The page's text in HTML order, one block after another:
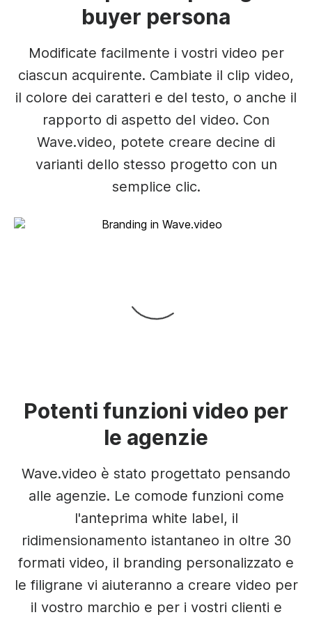
buyer persona
Modificate facilmente i vostri video per
ciascun acquirente. Cambiate il clip video,
il colore dei caratteri e del testo, o anche il
rapporto di aspetto del video. Con
Wave.video, potete creare decine di
varianti dello stesso progetto con un
semplice clic.
Potenti funzioni video per
le agenzie
Wave.video è stato progettato pensando
alle agenzie. Le comode funzioni come
l'anteprima white label, il
ridimensionamento istantaneo in oltre 30
formati video, il branding personalizzato e
le filigrane vi aiuteranno a creare video per
il vostro marchio e per i vostri clienti e